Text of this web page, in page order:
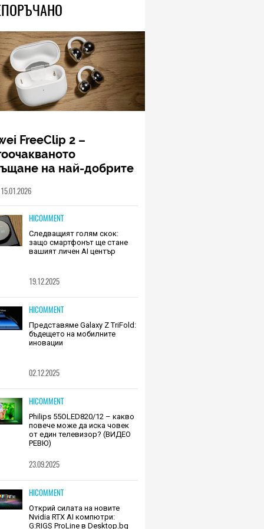
FreeClip 2 –
на най-добрите
15.01.2026
HICOMMENT
Следващият голям скок:
защо смартфонът ще стане
вашият личен AI център
19.12.2025
HICOMMENT
Представяме Galaxy Z TriFold:
бъдещето на мобилните
иновации
02.12.2025
HICOMMENT
Philips 55OLED820/12 – какво
повече може да иска човек
от един телевизор? (ВИДЕО
РЕВЮ)
23.09.2025
HICOMMENT
Открий силата на новите
Nvidia RTX AI компютри:
G:RIGS ProLine в Desktop.bg